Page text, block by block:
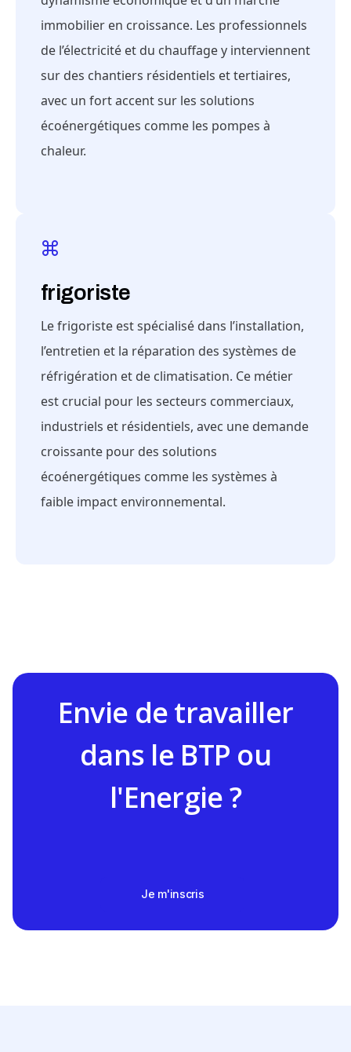
immobilier en croissance. Les professionnels
de l’électricité et du chauffage y interviennent
sur des chantiers résidentiels et tertiaires,
avec un fort accent sur les solutions
écoénergétiques comme les pompes à
chaleur.
frigoriste
Le frigoriste est spécialisé dans l’installation,
l’entretien et la réparation des systèmes de
réfrigération et de climatisation. Ce métier
est crucial pour les secteurs commerciaux,
industriels et résidentiels, avec une demande
croissante pour des solutions
écoénergétiques comme les systèmes à
faible impact environnemental.
Envie de travailler
dans le BTP ou
l'Energie ?
Je m'inscris